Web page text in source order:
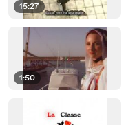
15:27
1:50